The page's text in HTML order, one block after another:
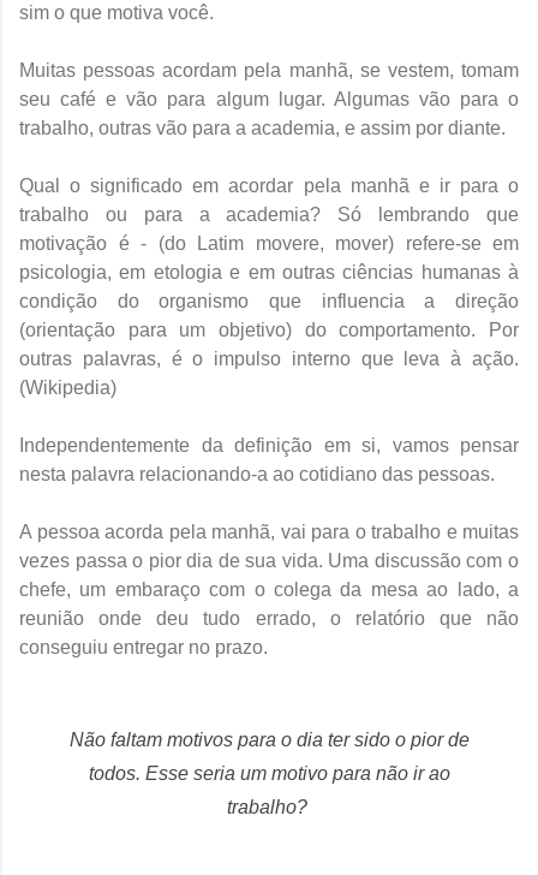
sim o que motiva você.
Muitas pessoas acordam pela manhã, se vestem, tomam
seu café e vão para algum lugar. Algumas vão para o
trabalho, outras vão para a academia, e assim por diante.
Qual o significado em acordar pela manhã e ir para o
trabalho ou para a academia? Só lembrando que
motivação é - (do Latim movere, mover) refere-se em
psicologia, em etologia e em outras ciências humanas à
condição do organismo que influencia a direção
(orientação para um objetivo) do comportamento. Por
outras palavras, é o impulso interno que leva à ação.
(Wikipedia)
Independentemente da definição em si, vamos pensar
nesta palavra relacionando-a ao cotidiano das pessoas.
A pessoa acorda pela manhã, vai para o trabalho e muitas
vezes passa o pior dia de sua vida. Uma discussão com o
chefe, um embaraço com o colega da mesa ao lado, a
reunião onde deu tudo errado, o relatório que não
conseguiu entregar no prazo.
Não faltam motivos para o dia ter sido o pior de
todos. Esse seria um motivo para não ir ao
trabalho?